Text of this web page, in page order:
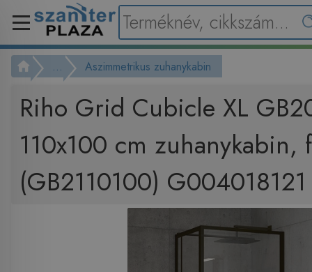
... Aszimmetrikus zuhanykabin
Riho Grid Cubicle XL
110x100 cm zuhanykabin,
(GB2110100) G004018121